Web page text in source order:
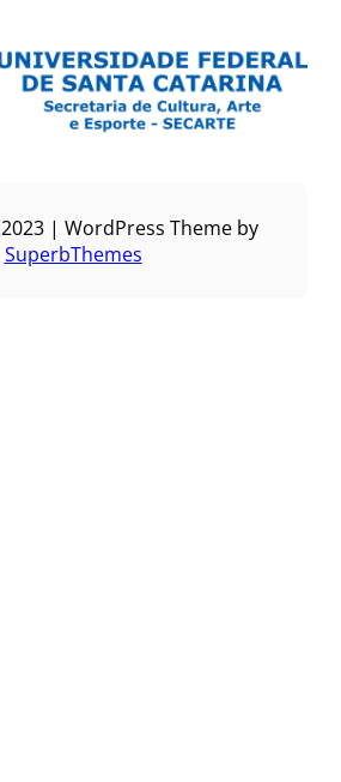
| WordPress Theme by
SuperbThemes